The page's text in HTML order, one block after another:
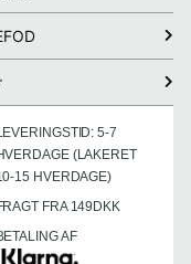
5-7
(LAKERET
15 HVERDAGE)
FRA 149DKK
AF